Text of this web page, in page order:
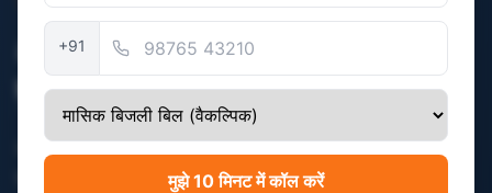
अचरोल में PM सूर्य घर सब्सिडी —
मुफ्त NGO गाइडेंस
अचरोल (जयपुर से 25 km) — दिल्ली रोड पर तेज़ बढ़ता
+91
मुझे 10 मिनट में कॉल करें